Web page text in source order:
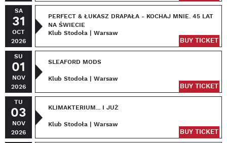
SA
31
OCT
2026
PERFECT & ŁUKASZ DRAPAŁA - KOCHAJ MNIE. 45 LAT
NA ŚWIECIE
Klub Stodoła | Warsaw
BUY TICKET
SU
01
NOV
2026
SLEAFORD MODS
Klub Stodoła | Warsaw
BUY TICKET
TU
03
NOV
2026
KLIMAKTERIUM... I JUŻ
Klub Stodoła | Warsaw
BUY TICKET